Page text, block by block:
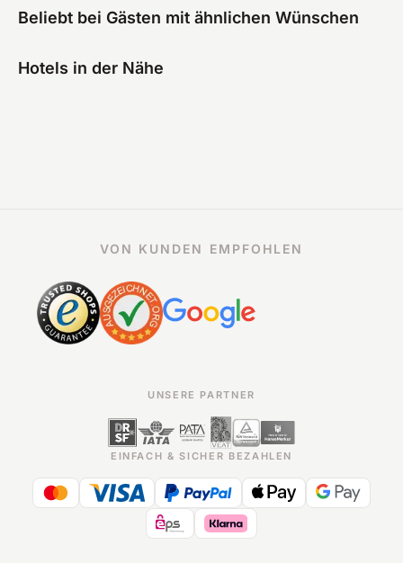
Beliebt bei Gästen mit ähnlichen Wünschen
Hotels in der Nähe
VON KUNDEN EMPFOHLEN
UNSERE PARTNER
EINFACH & SICHER BEZAHLEN